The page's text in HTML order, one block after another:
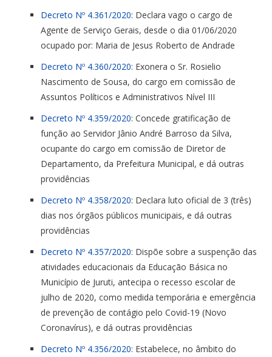
Decreto Nº 4.361/2020: Declara vago o cargo de
Agente de Serviço Gerais, desde o dia 01/06/2020
ocupado por: Maria de Jesus Roberto de Andrade
Decreto Nº 4.360/2020: Exonera o Sr. Rosielio
Nascimento de Sousa, do cargo em comissão de
Assuntos Políticos e Administrativos Nível III
Decreto Nº 4.359/2020: Concede gratificação de
função ao Servidor Jânio André Barroso da Silva,
ocupante do cargo em comissão de Diretor de
Departamento, da Prefeitura Municipal, e dá outras
providências
Decreto Nº 4.358/2020: Declara luto oficial de 3 (três)
dias nos órgãos públicos municipais, e dá outras
providências
Decreto Nº 4.357/2020: Dispõe sobre a suspenção das
atividades educacionais da Educação Básica no
Município de Juruti, antecipa o recesso escolar de
julho de 2020, como medida temporária e emergência
de prevenção de contágio pelo Covid-19 (Novo
Coronavírus), e dá outras providências
Decreto Nº 4.356/2020: Estabelece, no âmbito do